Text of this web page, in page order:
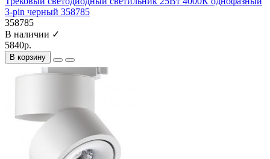
3-pin черный 358785
358785
В наличии ✓
5840р.
В корзину